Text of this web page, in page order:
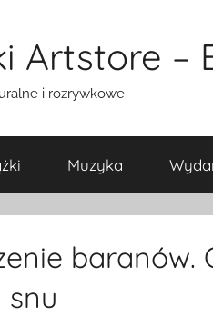
Artstore –
i rozrywkowe
Muzyka
baranów.